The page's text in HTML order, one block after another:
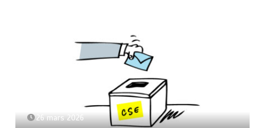
26 mars 2026